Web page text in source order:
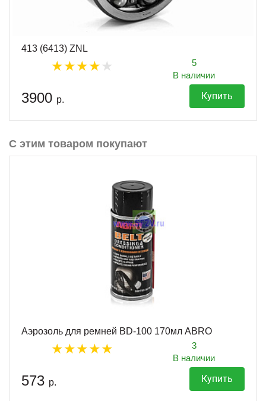
413 (6413) ZNL
5
В наличии
3900 р. Купить
С этим товаром покупают
Аэрозоль для ремней BD-100 170мл ABRO
3
В наличии
573 р. Купить